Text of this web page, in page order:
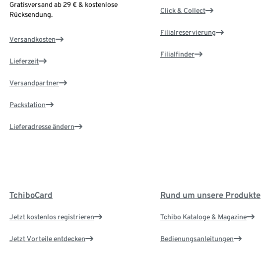
Gratisversand ab 29 € & kostenlose
Rücksendung.
Versandkosten
Lieferzeit
Versandpartner
Packstation
Lieferadresse ändern
Click & Collect
Filialreservierung
Filialfinder
TchiboCard
Jetzt kostenlos registrieren
Jetzt Vorteile entdecken
Rund um unsere Produkte
Tchibo Kataloge & Magazine
Bedienungsanleitungen